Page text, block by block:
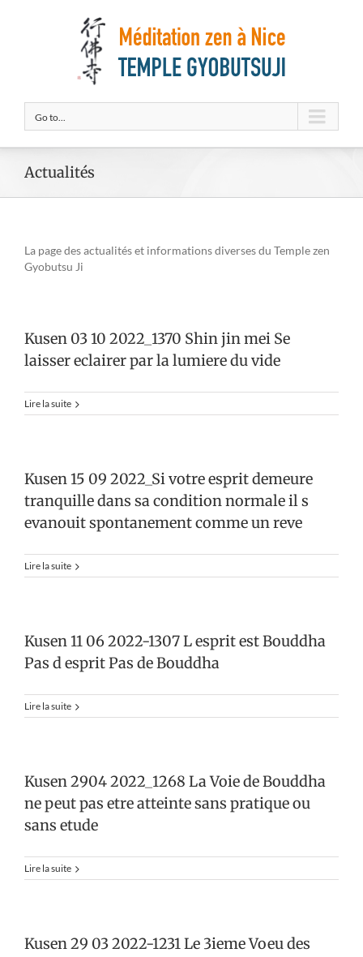
Go to...
Actualités
La page des actualités et informations diverses du Temple zen
Gyobutsu Ji
Kusen 03 10 2022_1370 Shin jin mei Se
laisser eclairer par la lumiere du vide
Lire la suite
Kusen 15 09 2022_Si votre esprit demeure
tranquille dans sa condition normale il s
evanouit spontanement comme un reve
Lire la suite
Kusen 11 06 2022-1307 L esprit est Bouddha
Pas d esprit Pas de Bouddha
Lire la suite
Kusen 2904 2022_1268 La Voie de Bouddha
ne peut pas etre atteinte sans pratique ou
sans etude
Lire la suite
Kusen 29 03 2022-1231 Le 3ieme Voeu des